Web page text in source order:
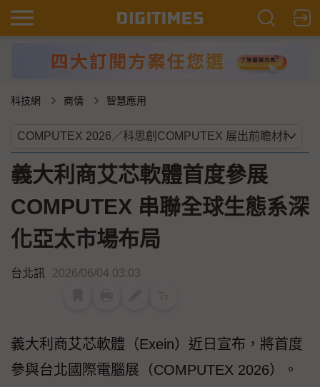
科技網 商情 智慧應用
義大利商艾芯軟體首度參展
COMPUTEX 串聯全球生態系深
化亞太市場布局
台北訊 2026/06/04 03:03
義大利商艾芯軟體（Exein）近日宣布，將首度
參與台北國際電腦展（COMPUTEX 2026）。